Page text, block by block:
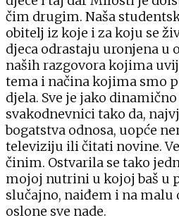
čim drugim. Naša
obitelj iz koje i za koju se
djeca odrastaju uronjena u
naših razgovora kojima
tema i načina kojima smo
djela. Sve je jako
svakodnevnici tako da,
bogatstva odnosa, uopće
televiziju ili čitati novine.
činim. Ostvarila se tako
mojoj nutrini u kojoj baš u
slučajno, naiđem i na malu
oslone sve nade.